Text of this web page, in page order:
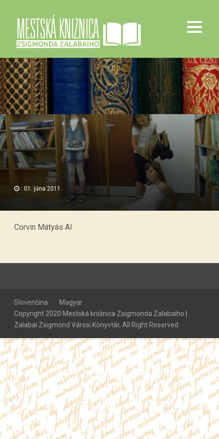
01. júna 2011.
Corvin Mátyás AI
Slovenčina
Magyar
Copyright 2020 Mestská knižnica Zsigmonda Zalabaiho |
Zalabai Zsigmond Városi Könyvtár, All Right Reserved